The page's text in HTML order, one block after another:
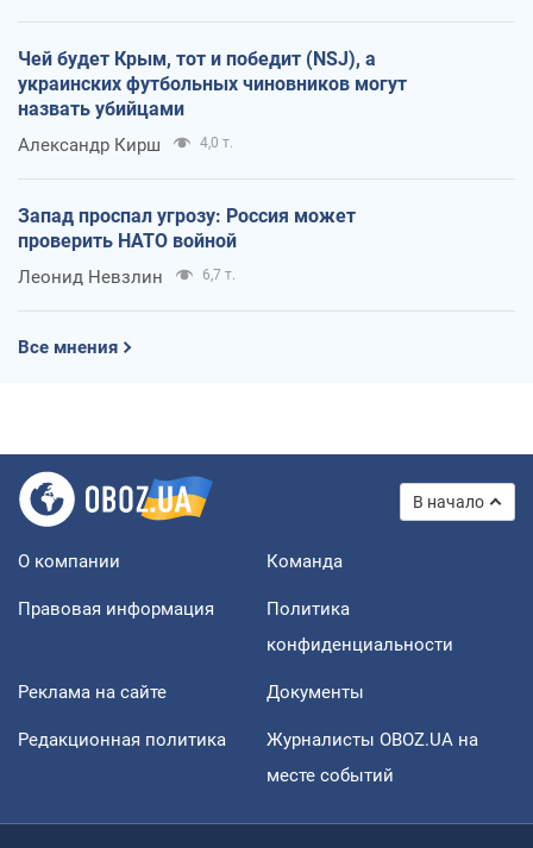
Чей будет Крым, тот и победит (NSJ), а
украинских футбольных чиновников могут
назвать убийцами
Александр Кирш 4,0 т.
Запад проспал угрозу: Россия может
проверить НАТО войной
Леонид Невзлин 6,7 т.
Все мнения
В начало
О компании Команда
Правовая информация
Политика
конфиденциальности
Реклама на сайте Документы
Редакционная политика
Журналисты OBOZ.UA на
месте событий